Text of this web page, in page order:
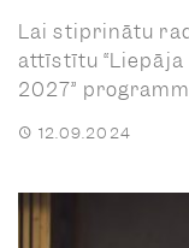
Lai stiprinātu
attīstītu
2027”
12.09.2024